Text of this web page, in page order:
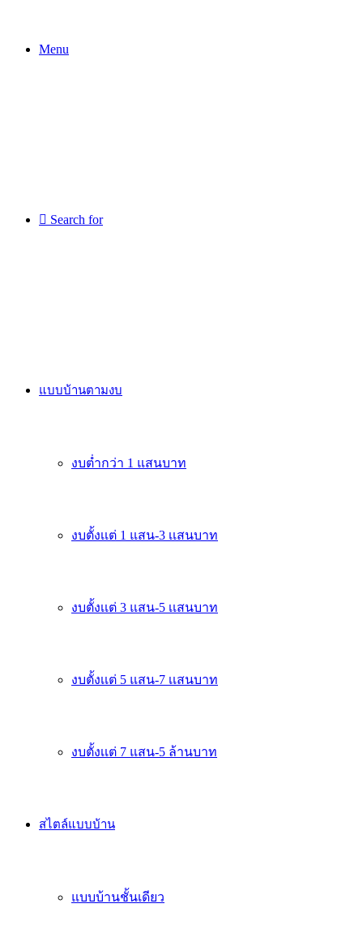
Menu
Search for
แบบบ้านตามงบ
งบต่ำกว่า 1 แสนบาท
งบตั้งเเต่ 1 แสน-3 เเสนบาท
งบตั้งเเต่ 3 แสน-5 เเสนบาท
งบตั้งเเต่ 5 แสน-7 เเสนบาท
งบตั้งเเต่ 7 แสน-5 ล้านบาท
สไตล์แบบบ้าน
แบบบ้านชั้นเดียว